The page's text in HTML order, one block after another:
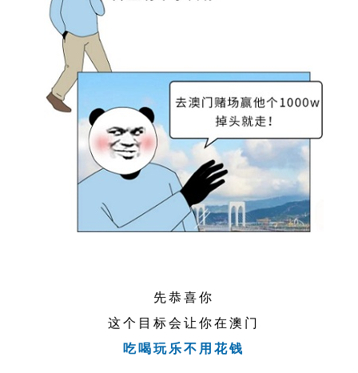
先恭喜你
这个目标会让你在澳门
吃喝玩乐不用花钱